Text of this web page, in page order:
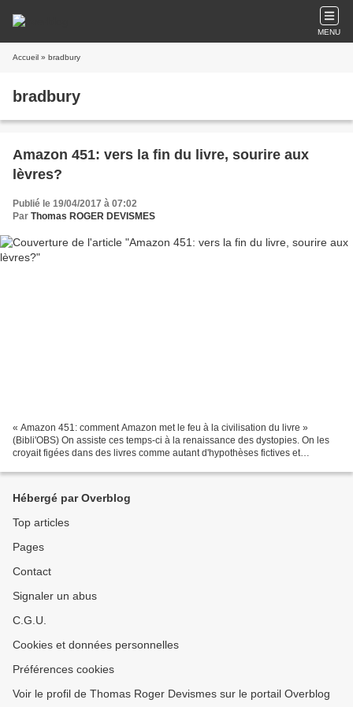
MENU
Accueil » bradbury
bradbury
Amazon 451: vers la fin du livre, sourire aux
lèvres?
Publié le 19/04/2017 à 07:02
Par Thomas ROGER DEVISMES
« Amazon 451: comment Amazon met le feu à la civilisation du livre »
(Bibli'OBS) On assiste ces temps-ci à la renaissance des dystopies. On les
croyait figées dans des livres comme autant d'hypothèses fictives et
Hébergé par Overblog
Top articles
Pages
Contact
Signaler un abus
C.G.U.
Cookies et données personnelles
Préférences cookies
Voir le profil de Thomas Roger Devismes sur le portail Overblog